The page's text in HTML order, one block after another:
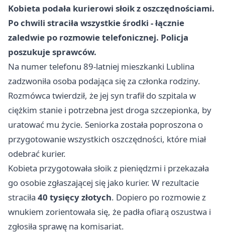
Kobieta podała kurierowi słoik z oszczędnościami.
Po chwili straciła wszystkie środki - łącznie
zaledwie po rozmowie telefonicznej. Policja
poszukuje sprawców.
Na numer telefonu 89-latniej mieszkanki Lublina
zadzwoniła osoba podająca się za członka rodziny.
Rozmówca twierdził, że jej syn trafił do szpitala w
ciężkim stanie i potrzebna jest droga szczepionka, by
uratować mu życie. Seniorka została poproszona o
przygotowanie wszystkich oszczędności, które miał
odebrać kurier.
Kobieta przygotowała słoik z pieniędzmi i przekazała
go osobie zgłaszającej się jako kurier. W rezultacie
straciła 40 tysięcy złotych. Dopiero po rozmowie z
wnukiem zorientowała się, że padła ofiarą oszustwa i
zgłosiła sprawę na komisariat.